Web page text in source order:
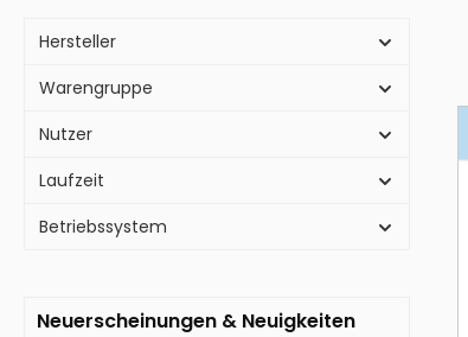
Hersteller
Warengruppe
Nutzer
Laufzeit
Betriebssystem
Neuerscheinungen & Neuigkeiten